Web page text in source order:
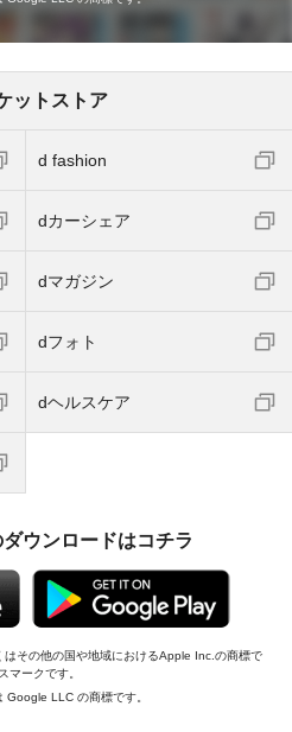
ットストア
d fashion
dカーシェア
dマガジン
dフォト
dヘルスケア
ウンロードはコチラ
その他の国や地域におけるApple Inc.の商標で
ークです。
LLC の商標です。